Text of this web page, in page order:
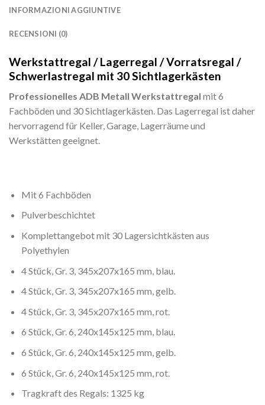
INFORMAZIONI AGGIUNTIVE
RECENSIONI (0)
Werkstattregal / Lagerregal / Vorratsregal /
Schwerlastregal mit 30 Sichtlagerkästen
Professionelles ADB Metall Werkstattregal mit 6
Fachböden und 30 Sichtlagerkästen. Das Lagerregal ist daher
hervorragend für Keller, Garage, Lagerräume und
Werkstätten geeignet.
Mit 6 Fachböden
Pulverbeschichtet
Komplettangebot mit 30 Lagersichtkästen aus
Polyethylen
4 Stück, Gr. 3, 345x207x165 mm, blau.
4 Stück, Gr. 3, 345x207x165 mm, gelb.
4 Stück, Gr. 3, 345x207x165 mm, rot.
6 Stück, Gr. 6, 240x145x125 mm, blau.
6 Stück, Gr. 6, 240x145x125 mm, gelb.
6 Stück, Gr. 6, 240x145x125 mm, rot.
Tragkraft des Regals: 1325 kg